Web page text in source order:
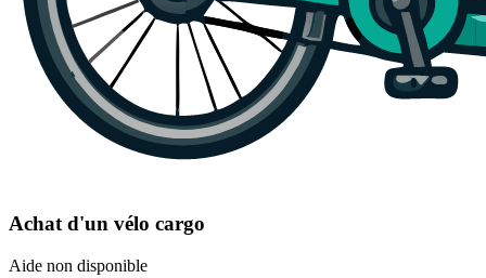
Achat d'un vélo cargo
Aide non disponible